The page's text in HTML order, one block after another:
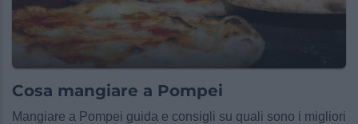
Cosa mangiare a Pompei
Mangiare a Pompei guida e consigli su quali sono i migliori